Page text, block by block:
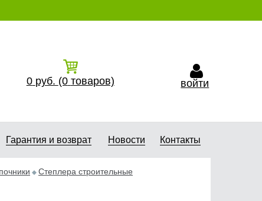
0 руб. (0 товаров) войти
Гарантия и возврат Новости Контакты
Степлера строительные